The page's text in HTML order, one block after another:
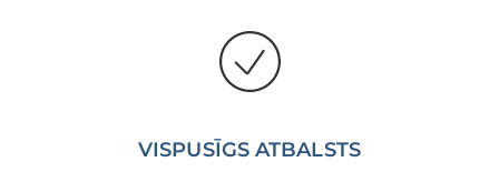
VISPUSĪGS ATBALSTS